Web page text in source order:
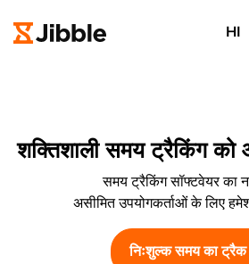
HI
शक्तिशाली समय ट्रैकिंग को
समय ट्रैकिंग सॉफ्टवेयर का
असीमित उपयोगकर्ताओं के लिए
निःशुल्क समय का